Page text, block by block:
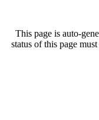
This page is auto-
status of this page